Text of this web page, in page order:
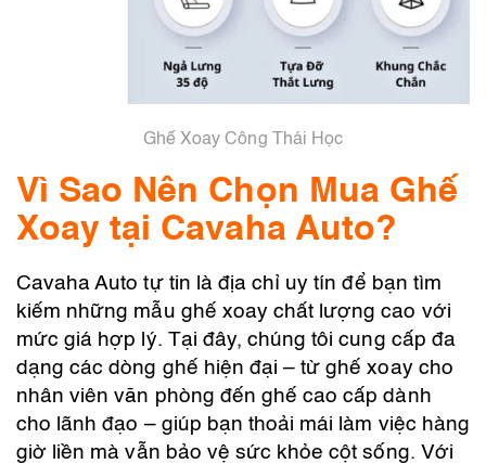
Ghế Xoay Công Thái Học
Vì Sao Nên Chọn Mua Ghế
Xoay tại Cavaha Auto?
Cavaha Auto tự tin là địa chỉ uy tín để bạn tìm
kiếm những mẫu ghế xoay chất lượng cao với
mức giá hợp lý. Tại đây, chúng tôi cung cấp đa
dạng các dòng ghế hiện đại – từ ghế xoay cho
nhân viên văn phòng đến ghế cao cấp dành
cho lãnh đạo – giúp bạn thoải mái làm việc hàng
giờ liền mà vẫn bảo vệ sức khỏe cột sống. Với